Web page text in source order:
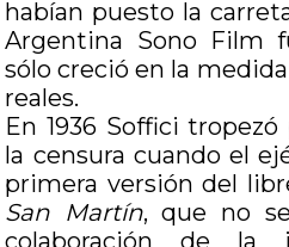
habían puesto la
Argentina Sono Film
sólo creció en la
reales.
En 1936 Soffici
la censura cuando el
primera versión del
San Martín, que no
colaboración de la